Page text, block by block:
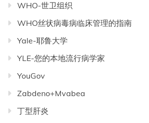
WHO-世卫组织
WHO丝状病毒病临床管理的指南
Yale-耶鲁大学
YLE-您的本地流行病学家
YouGov
Zabdeno+Mvabea
丁型肝炎